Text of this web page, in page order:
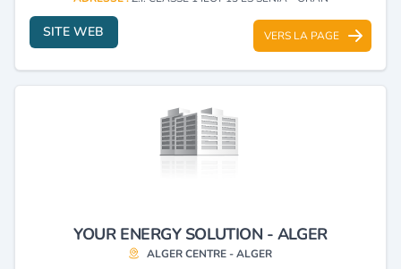
SITE WEB VERS LA PAGE
YOUR ENERGY SOLUTION - ALGER
ALGER CENTRE - ALGER